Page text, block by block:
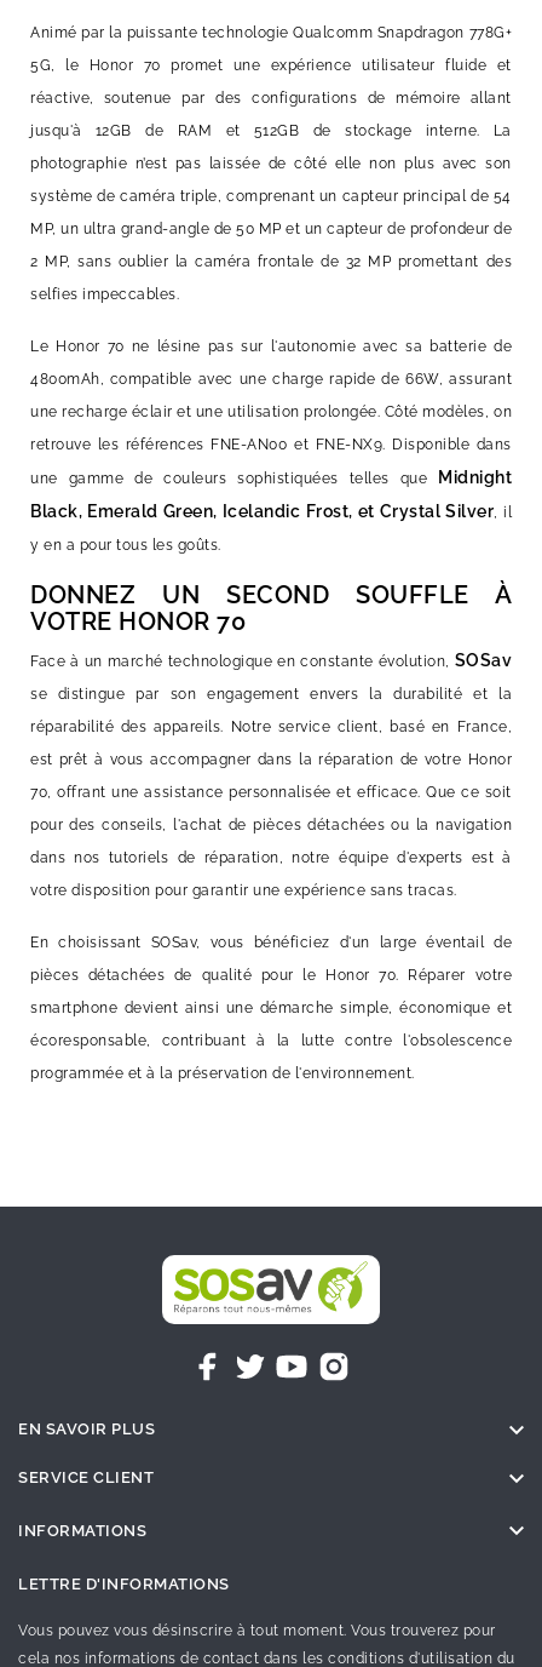
Animé par la puissante technologie Qualcomm Snapdragon 778G+
5G, le Honor 70 promet une expérience utilisateur fluide et
réactive, soutenue par des configurations de mémoire allant
jusqu'à 12GB de RAM et 512GB de stockage interne. La
photographie n’est pas laissée de côté elle non plus avec son
système de caméra triple, comprenant un capteur principal de 54
MP, un ultra grand-angle de 50 MP et un capteur de profondeur de
2 MP, sans oublier la caméra frontale de 32 MP promettant des
selfies impeccables.
Le Honor 70 ne lésine pas sur l'autonomie avec sa batterie de
4800mAh, compatible avec une charge rapide de 66W, assurant
une recharge éclair et une utilisation prolongée. Côté modèles, on
retrouve les références FNE-AN00 et FNE-NX9. Disponible dans
une gamme de couleurs sophistiquées telles que
Midnight
Black, Emerald Green, Icelandic Frost, et Crystal Silver, il
y en a pour tous les goûts.
DONNEZ UN SECOND SOUFFLE À
VOTRE HONOR 70
Face à un marché technologique en constante évolution, SOSav
se distingue par son engagement envers la durabilité et la
réparabilité des appareils. Notre service client, basé en France,
est prêt à vous accompagner dans la réparation de votre Honor
70, offrant une assistance personnalisée et efficace. Que ce soit
pour des conseils, l'achat de pièces détachées ou la navigation
dans nos tutoriels de réparation, notre équipe d'experts est à
votre disposition pour garantir une expérience sans tracas.
En choisissant SOSav, vous bénéficiez d'un large éventail de
pièces détachées de qualité pour le Honor 70. Réparer votre
smartphone devient ainsi une démarche simple, économique et
écoresponsable, contribuant à la lutte contre l'obsolescence
programmée et à la préservation de l'environnement.
EN SAVOIR PLUS 
SERVICE CLIENT 
INFORMATIONS 
LETTRE D'INFORMATIONS
Vous pouvez vous désinscrire à tout moment. Vous trouverez pour
cela nos informations de contact dans les conditions d'utilisation du